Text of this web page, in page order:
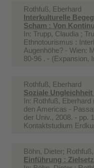
Rothfuß, Eberhard
Interkulturelle
Scham : Von
In: Trupp, Claudia ;
Ethnotourismus :
Augenhöhe? - Wien:
80-96 . - (Expansion,
Rothfuß, Eberhard
Soziale
In: Rothfuß,
den Americas -
der Univ., 2008. - pp.
Kontaktstudium
Böhn, Dieter;
Einführung :